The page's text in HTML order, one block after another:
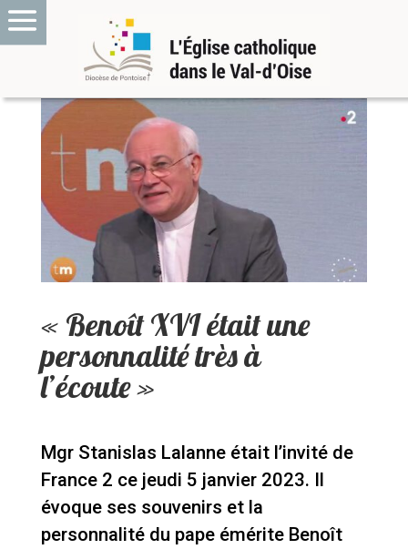
« Benoît XVI était une
personnalité très à
l’écoute »
Mgr Stanislas Lalanne était l’invité de
France 2 ce jeudi 5 janvier 2023. Il
évoque ses souvenirs et la
personnalité du pape émérite Benoît